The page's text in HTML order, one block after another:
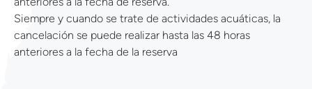
Siempre y cuando se trate de actividades acuáticas, la
cancelación se puede realizar hasta las 48 horas
anteriores a la fecha de la reserva